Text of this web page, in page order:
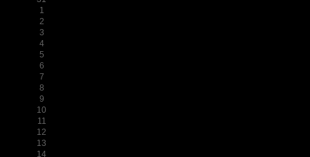
1
2
3
4
5
6
7
8
9
10
11
12
13
14